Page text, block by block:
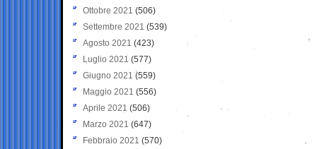
Ottobre 2021 (506)
Settembre 2021 (539)
Agosto 2021 (423)
Luglio 2021 (577)
Giugno 2021(559)
Maggio 2021 (556)
Aprile 2021 (506)
Marzo 2021 (647)
Febbraio 2021 (570)